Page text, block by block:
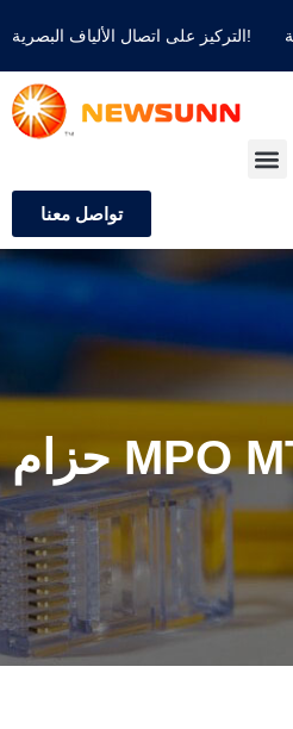
التركيز على اتصال الألياف البصرية!
تواصل معنا